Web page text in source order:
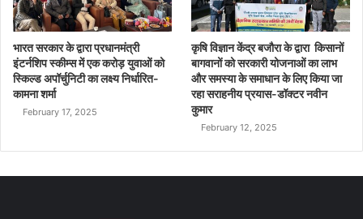
भारत सरकार के द्वारा प्रधानमंत्री
इंटर्नशिप स्कीम्स में एक करोड़ युवाओं को
स्किल्ड अपॉर्चुनिटी का लक्ष्य निर्धारित-
कामना शर्मा
February 17, 2025
कृषि विज्ञान केंद्र बजौरा के द्वारा किसानों
बागवानों को सरकारी योजनाओं का लाभ
और समस्या के समाधान के लिए किया जा
रहा सराहनीय प्रयास-डॉक्टर नवीन
कुमार
February 12, 2025